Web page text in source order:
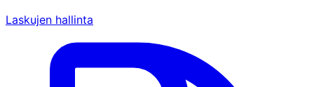
Laskujen hallinta